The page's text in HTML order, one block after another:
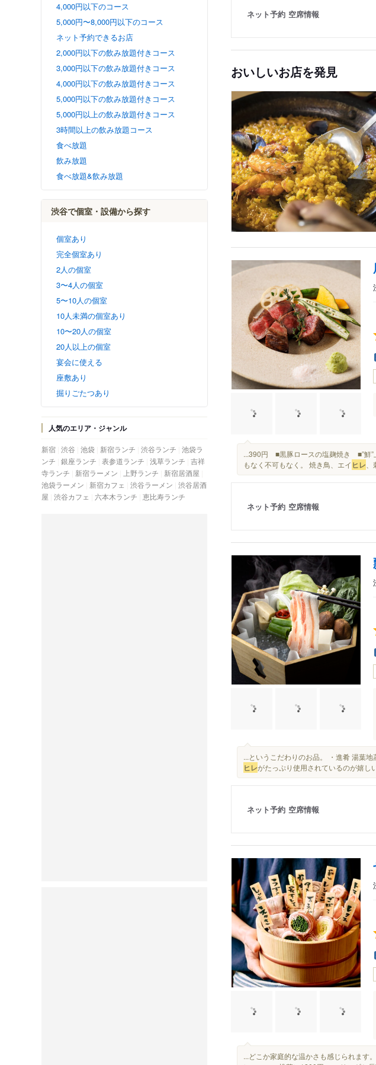
4,000円以下のコース
5,000円〜8,000円以下のコース
ネット予約できるお店
2,000円以下の飲み放題付きコース
3,000円以下の飲み放題付きコース
4,000円以下の飲み放題付きコース
5,000円以下の飲み放題付きコース
5,000円以上の飲み放題付きコース
3時間以上の飲み放題コース
食べ放題
飲み放題
食べ放題&飲み放題
渋谷で個室・設備から探す
個室あり
完全個室あり
2人の個室
3〜4人の個室
5〜10人の個室
10人未満の個室あり
10〜20人の個室
20人以上の個室
宴会に使える
座敷あり
掘りごたつあり
人気のエリア・ジャンル
新宿 渋谷 池袋 新宿ランチ 渋谷ランチ 池袋ラ
ンチ 銀座ランチ 表参道ランチ 浅草ランチ 吉祥
寺ランチ
新宿ラーメン 上野ランチ
新宿居酒屋
池袋ラーメン
新宿カフェ 渋谷ラーメン 渋谷居酒
屋 渋谷カフェ 六本木ランチ 恵比寿ランチ
ネット予約 空席情報
おいしいお店を発見
...390円 ■黒豚ロースの塩麹焼き ■”鮮
もなく不可もなく。 焼き鳥、エイ ヒレ
ネット予約 空席情報
...というこだわりのお品。 ・進肴 湯葉地
ヒレがたっぷり使用されているのが嬉
ネット予約 空席情報
...どこか家庭的な温かさも感じられます